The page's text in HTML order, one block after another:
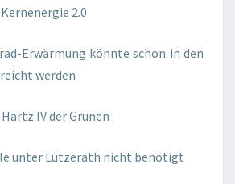
2.0
Erwärmung könnte schon in den
werden
IV der Grünen
unter Lützerath nicht benötigt